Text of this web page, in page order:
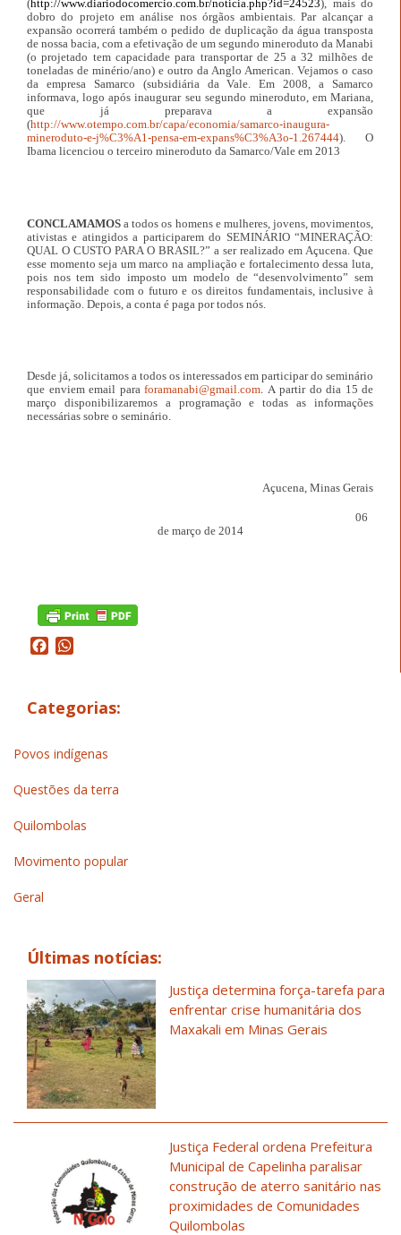
(http://www.diariodocomercio.com.br/noticia.php?id=24523), mais do
dobro do projeto em análise nos órgãos ambientais. Par alcançar a
expansão ocorrerá também o pedido de duplicação da água transposta
de nossa bacia, com a efetivação de um segundo mineroduto da Manabi
(o projetado tem capacidade para transportar de 25 a 32 milhões de
toneladas de minério/ano) e outro da Anglo American. Vejamos o caso
da empresa Samarco (subsidiária da Vale. Em 2008, a Samarco
informava, logo após inaugurar seu segundo mineroduto, em Mariana,
que já preparava a expansão
(http://www.otempo.com.br/capa/economia/samarco-inaugura-
mineroduto-e-j%C3%A1-pensa-em-expans%C3%A3o-1.267444). O
Ibama licenciou o terceiro mineroduto da Samarco/Vale em 2013
CONCLAMAMOS a todos os homens e mulheres, jovens, movimentos,
ativistas e atingidos a participarem do SEMINÁRIO “MINERAÇÃO:
QUAL O CUSTO PARA O BRASIL?” a ser realizado em Açucena. Que
esse momento seja um marco na ampliação e fortalecimento dessa luta,
pois nos tem sido imposto um modelo de “desenvolvimento” sem
responsabilidade com o futuro e os direitos fundamentais, inclusive à
informação. Depois, a conta é paga por todos nós.
Desde já, solicitamos a todos os interessados em participar do seminário
que enviem email para foramanabi@gmail.com. Apartir do dia 15 de
março disponibilizaremos a programação e todas as informações
necessárias sobre o seminário.
Açucena, Minas Gerais
06
de março de 2014
Facebook
Categorias:
Povos indígenas
Questões da terra
Quilombolas
Movimento popular
Geral
Últimas notícias:
Justiça determina força-tarefa para
enfrentar crise humanitária dos
Maxakali em Minas Gerais
Justiça Federal ordena Prefeitura
Municipal de Capelinha paralisar
construção de aterro sanitário nas
proximidades de Comunidades
Quilombolas